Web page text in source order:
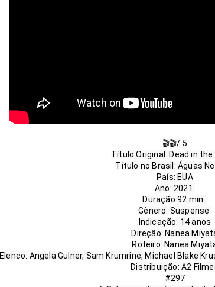
🎬🎬/ 5
Título Original: Dead in
Título no Brasil: Águas
País: EUA
Ano: 2021
Duração:92 min.
Gênero: Suspense
Indicação: 14 anos
Direção: Nanea
Roteiro: Nanea
Elenco: Angela Gulner, Sam Krumrine, Michael Blake
Distribuição: A2
#297